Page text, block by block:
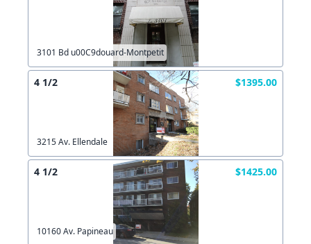
3101 Bd u00C9douard-Montpetit
4 1/2 $1395.00
3215 Av. Ellendale
4 1/2 $1425.00
10160 Av. Papineau